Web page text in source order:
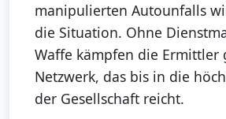
manipulierten Autounfalls
die Situation. Ohne
Waffe kämpfen die Ermittler
Netzwerk, das bis in die
der Gesellschaft reicht.